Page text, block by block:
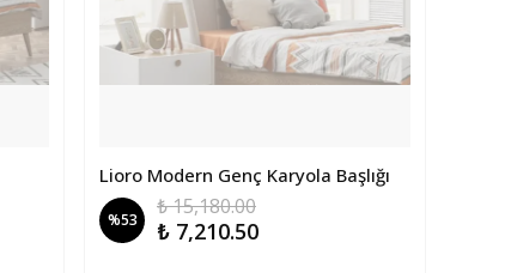
Lioro Modern Genç Karyola Başlığı
%53
₺ 15,180.00
₺ 7,210.50